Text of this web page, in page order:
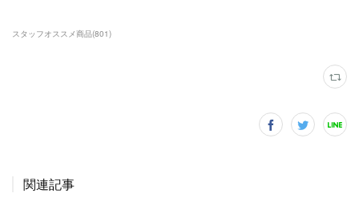
スタッフオススメ商品(801)
関連記事